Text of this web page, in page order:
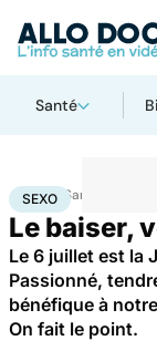
Santé
Accueil Santé
SEXO
Le baiser,
Le 6 juillet est la
Passionné,
bénéfique à
On fait le point.